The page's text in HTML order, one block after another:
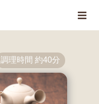
調理時間 約40分